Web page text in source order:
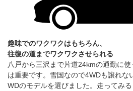
趣味でのワクワクはもちろん、
往復の道までワクワクさせられる
八戸から三沢まで片道24kmの通勤に
は重要です。雪国なので4WDも譲れな
WDのモデルを選びました。走ってみ